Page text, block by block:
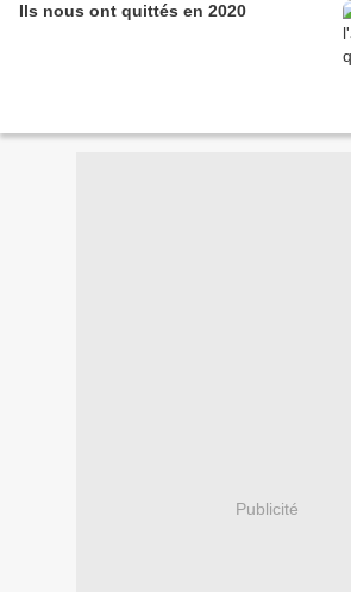
Ils nous ont quittés en 2020
Publicité